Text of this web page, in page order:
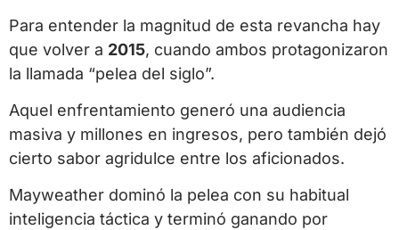
Para entender la magnitud de esta revancha hay
que volver a 2015, cuando ambos protagonizaron
la llamada “pelea del siglo”.
Aquel enfrentamiento generó una audiencia
masiva y millones en ingresos, pero también dejó
cierto sabor agridulce entre los aficionados.
Mayweather dominó la pelea con su habitual
inteligencia táctica y terminó ganando por